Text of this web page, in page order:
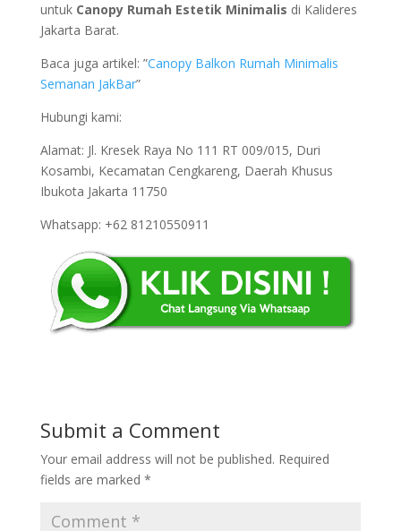
untuk Canopy Rumah Estetik Minimalis di Kalideres
Jakarta Barat.
Baca juga artikel: ”Canopy Balkon Rumah Minimalis
Semanan JakBar”
Hubungi kami:
Alamat: Jl. Kresek Raya No 111 RT 009/015, Duri
Kosambi, Kecamatan Cengkareng, Daerah Khusus
Ibukota Jakarta 11750
Whatsapp: +62 81210550911
Submit a Comment
Your email address will not be published. Required
fields are marked *